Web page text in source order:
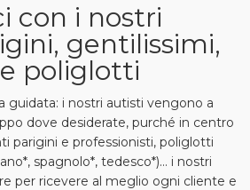
con i nostri
gentilissimi,
poliglotti
guidata: i nostri autisti vengono a
dove desiderate, purché in centro
parigini e professionisti, poliglotti
spagnolo*, tedesco*)... i nostri
per ricevere al meglio ogni cliente e